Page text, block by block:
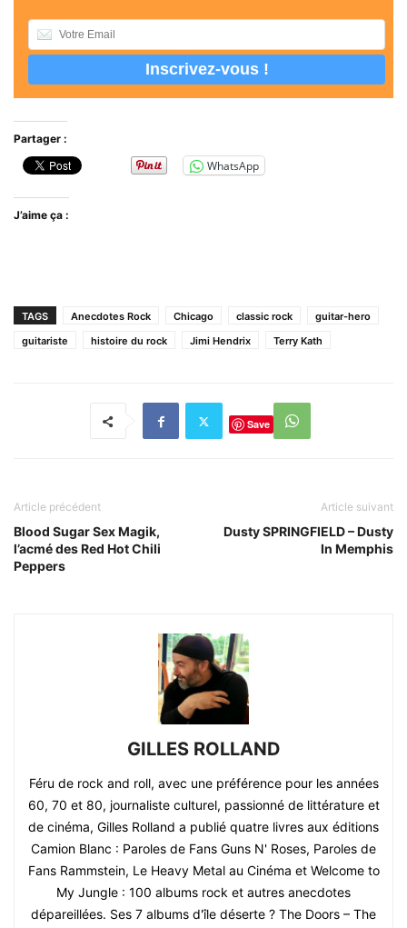
Partager :
WhatsApp
J’aime ça :
TAGS Anecdotes Rock Chicago classic rock
guitar-hero
guitariste
histoire du rock Jimi Hendrix Terry Kath
Save
Article précédent
Blood Sugar Sex Magik,
l’acmé des Red Hot Chili
Peppers
Article suivant
Dusty SPRINGFIELD – Dusty
In Memphis
GILLES ROLLAND
Féru de rock and roll, avec une préférence pour les années
60, 70 et 80, journaliste culturel, passionné de littérature et
de cinéma, Gilles Rolland a publié quatre livres aux éditions
Camion Blanc : Paroles de Fans Guns N' Roses, Paroles de
Fans Rammstein, Le Heavy Metal au Cinéma et Welcome to
My Jungle : 100 albums rock et autres anecdotes
dépareillées. Ses 7 albums d'île déserte ? The Doors – The